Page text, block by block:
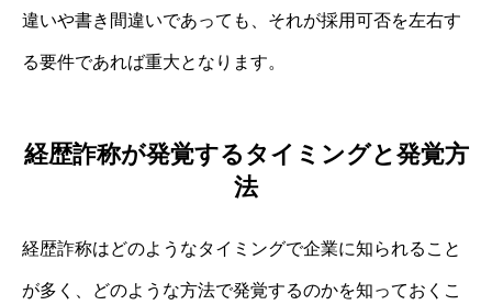
違いや書き間違いであっても、それが採用可否を左右す
る要件であれば重大となります。
経歴詐称が発覚するタイミングと発覚方
法
経歴詐称はどのようなタイミングで企業に知られること
が多く、どのような方法で発覚するのかを知っておくこ